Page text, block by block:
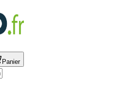
Panier